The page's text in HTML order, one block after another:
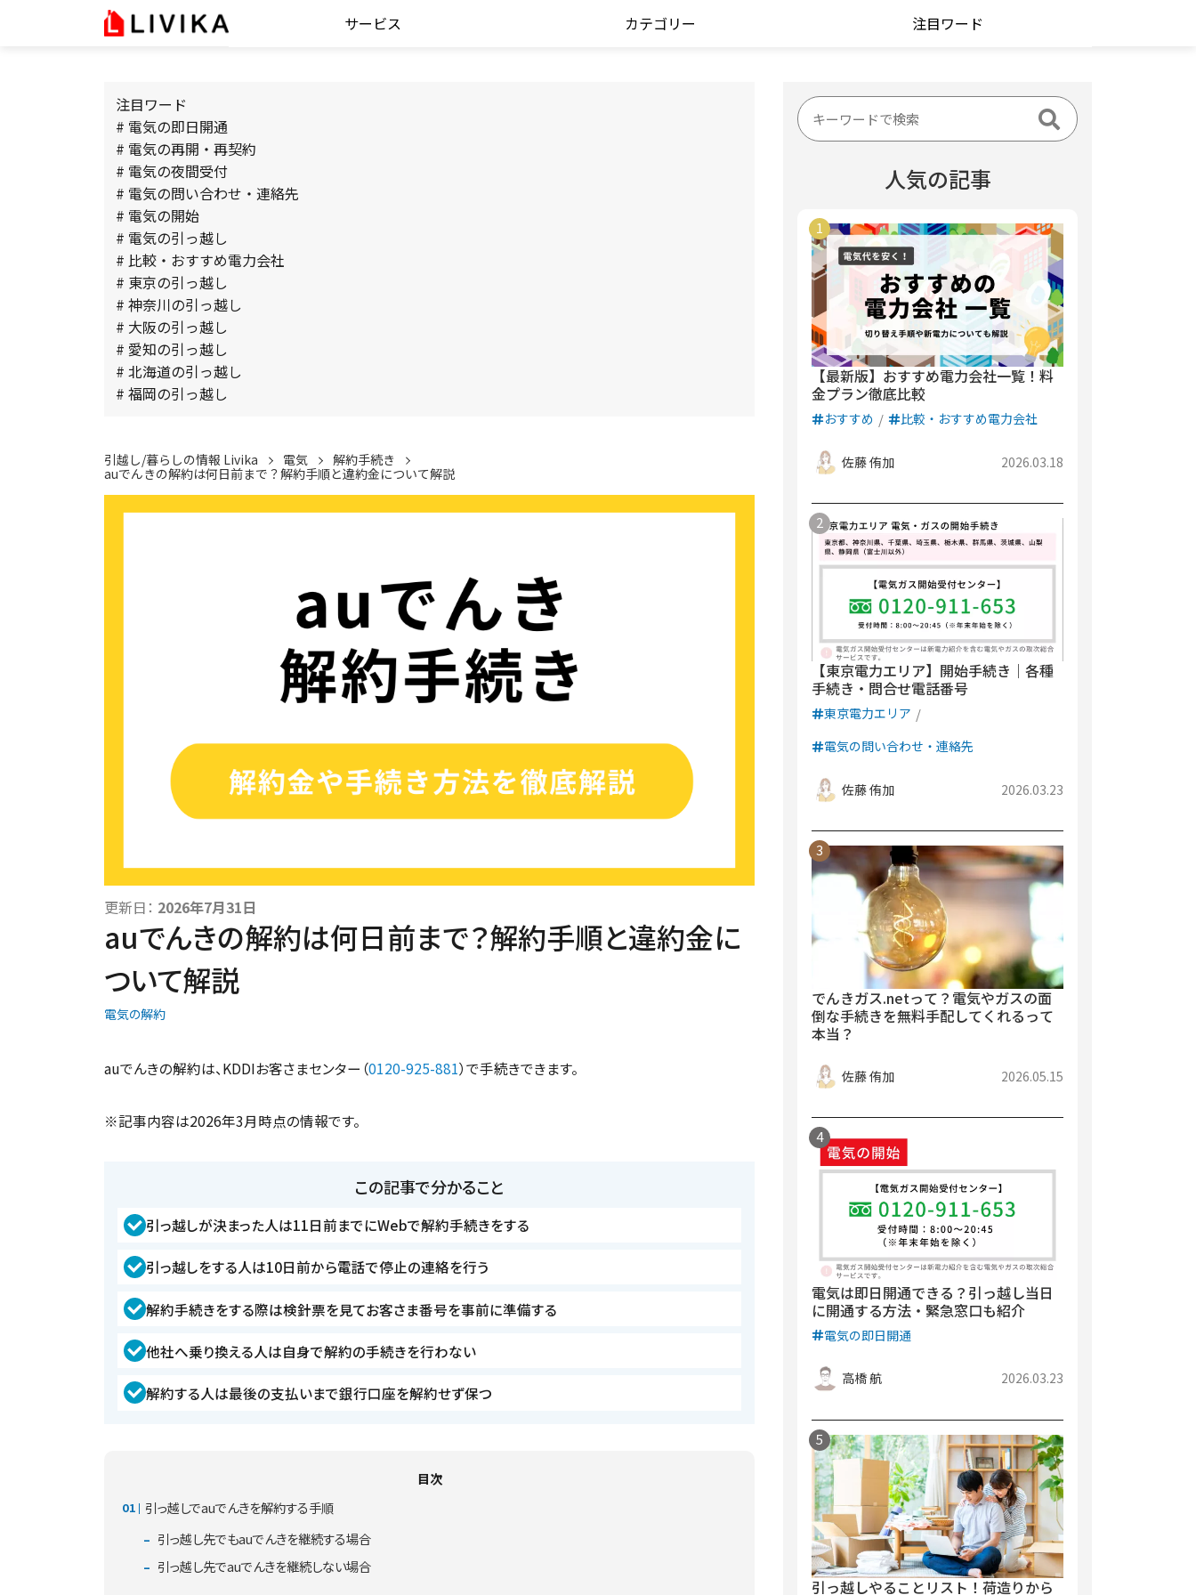
サービス カテゴリー 注目ワード
注目ワード
# 電気の即日開通
# 電気の再開・再契約
# 電気の夜間受付
# 電気の問い合わせ・連絡先
# 電気の開始
# 電気の引っ越し
# 比較・おすすめ電力会社
# 東京の引っ越し
# 神奈川の引っ越し
# 大阪の引っ越し
# 愛知の引っ越し
# 北海道の引っ越し
# 福岡の引っ越し
引越し/暮らしの情報 Livika 電気
解約手続き
auでんきの解約は何日前まで？解約手順と違約金について解説
更新日： 2026年7月31日
auでんきの解約は何日前まで？解約手順と違約金に
ついて解説
電気の解約
auでんきの解約は、KDDIお客さまセンター（0120-925-881）で手続きできます。
※記事内容は2026年3月時点の情報です。
この記事で分かること
引っ越しが決まった人は11日前までにWebで解約手続きをする
引っ越しをする人は10日前から電話で停止の連絡を行う
解約手続きをする際は検針票を見てお客さま番号を事前に準備する
他社へ乗り換える人は自身で解約の手続きを行わない
解約する人は最後の支払いまで銀行口座を解約せず保つ
目次
引っ越しでauでんきを解約する手順
引っ越し先でもauでんきを継続する場合
引っ越し先でauでんきを継続しない場合
人気の記事
【最新版】おすすめ電力会社一覧！料
金プラン徹底比較
おすすめ 比較・おすすめ電力会社
佐藤 侑加 2026.03.18
【東京電力エリア】開始手続き｜各種
手続き・問合せ電話番号
東京電力エリア
電気の問い合わせ・連絡先
佐藤 侑加 2026.03.23
でんきガス.netって？電気やガスの面
倒な手続きを無料手配してくれるって
本当？
佐藤 侑加 2026.05.15
電気は即日開通できる？引っ越し当日
に開通する方法・緊急窓口も紹介
電気の即日開通
高橋 航 2026.03.23
引っ越しやることリスト！荷造りから